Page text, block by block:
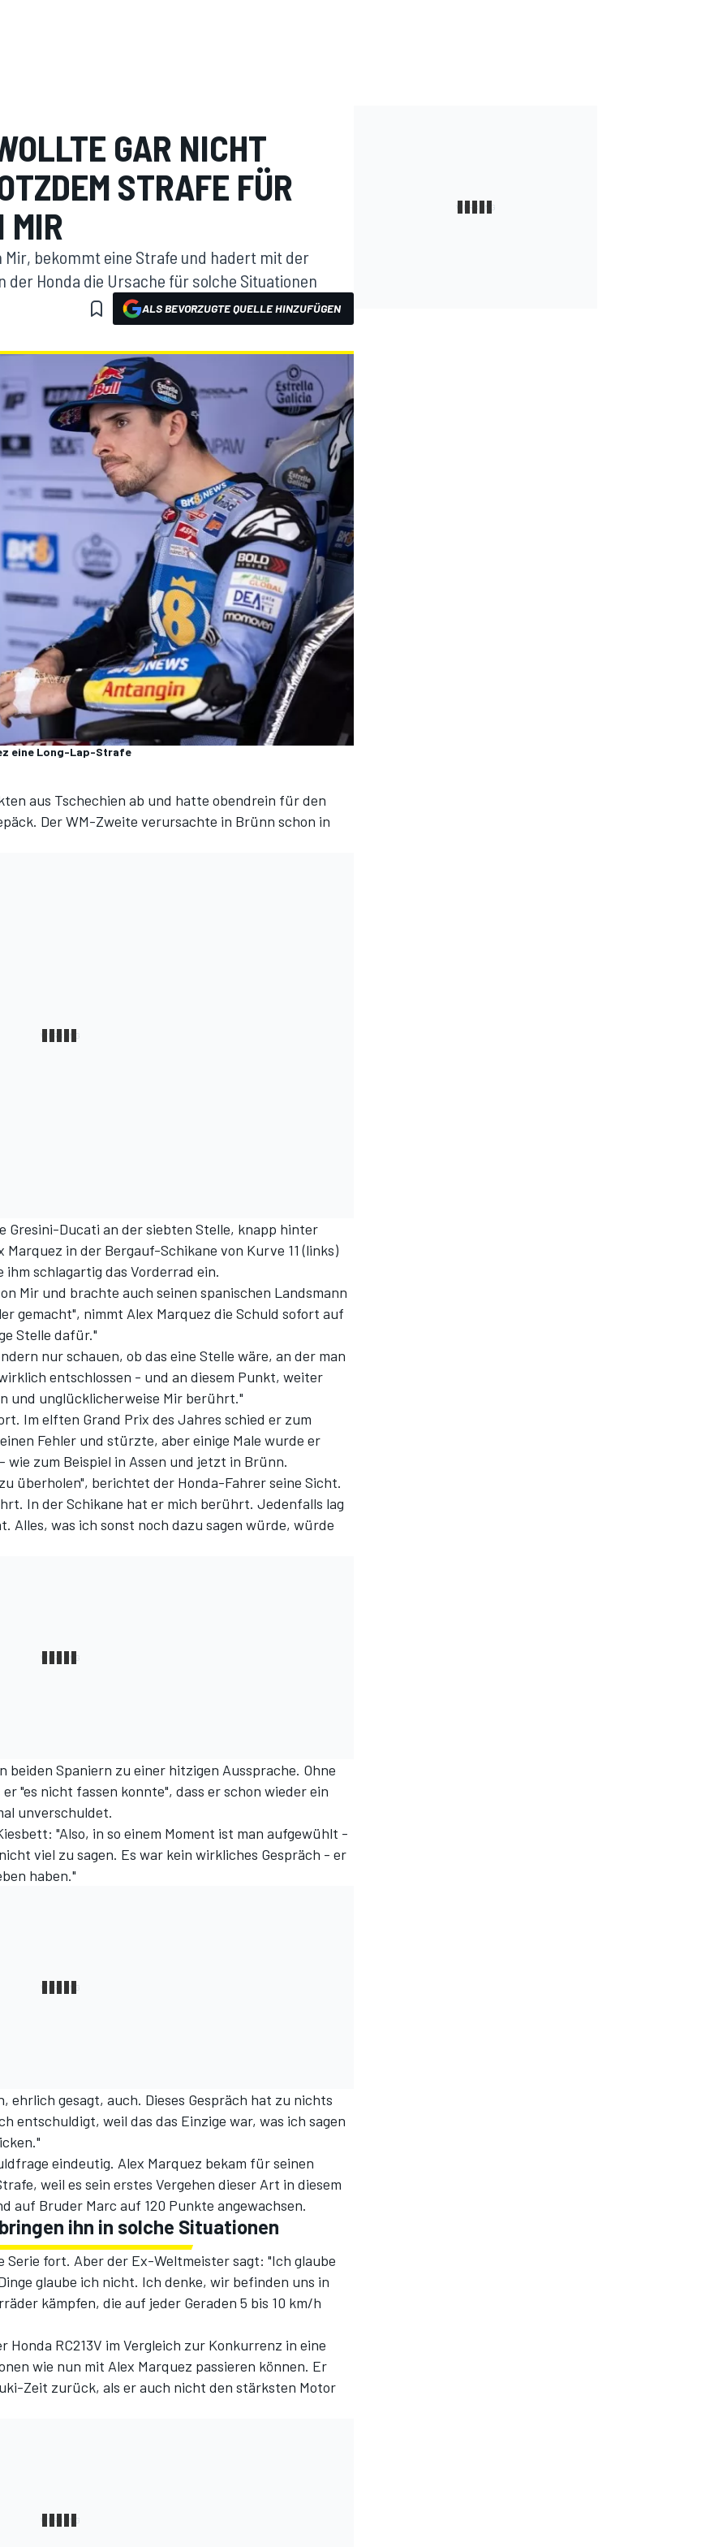
GAR NICHT
STRAFE FÜR
MIR
bekommt eine Strafe und hadert mit der
der Honda die Ursache für solche Situationen
ALS BEVORZUGTE QUELLE HINZUFÜGEN
eine Long-Lap-Strafe
aus Tschechien ab und hatte obendrein für den
Der WM-Zweite verursachte in Brünn schon in
Gresini-Ducati an der siebten Stelle, knapp hinter
in der Bergauf-Schikane von Kurve 11 (links)
schlagartig das Vorderrad ein.
Mir und brachte auch seinen spanischen Landsmann
gemacht", nimmt Alex Marquez die Schuld sofort auf
Stelle dafür."
nur schauen, ob das eine Stelle wäre, an der man
entschlossen - und an diesem Punkt, weiter
und unglücklicherweise Mir berührt."
Im elften Grand Prix des Jahres schied er zum
Fehler und stürzte, aber einige Male wurde er
wie zum Beispiel in Assen und jetzt in Brünn.
überholen", berichtet der Honda-Fahrer seine Sicht.
In der Schikane hat er mich berührt. Jedenfalls lag
Alles, was ich sonst noch dazu sagen würde, würde
beiden Spaniern zu einer hitzigen Aussprache. Ohne
"es nicht fassen konnte", dass er schon wieder ein
unverschuldet.
"Also, in so einem Moment ist man aufgewühlt -
viel zu sagen. Es war kein wirkliches Gespräch - er
haben."
gesagt, auch. Dieses Gespräch hat zu nichts
entschuldigt, weil das das Einzige war, was ich sagen
eindeutig. Alex Marquez bekam für seinen
weil es sein erstes Vergehen dieser Art in diesem
auf Bruder Marc auf 120 Punkte angewachsen.
ihn in solche Situationen
fort. Aber der Ex-Weltmeister sagt: "Ich glaube
glaube ich nicht. Ich denke, wir befinden uns in
kämpfen, die auf jeder Geraden 5 bis 10 km/h
RC213V im Vergleich zur Konkurrenz in eine
wie nun mit Alex Marquez passieren können. Er
Zeit zurück, als er auch nicht den stärksten Motor